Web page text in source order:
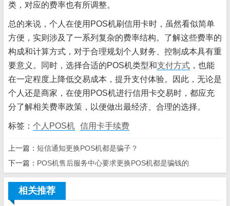
类，对应的费率也有所调整。
总的来说，个人在使用POS机刷信用卡时，虽然看似简单
方便，实则涉及了一系列复杂的费率结构。了解这些费率的
构成和计算方式，对于合理规划个人财务、控制成本具有重
要意义。同时，选择合适的POS机类型和支付方式 ，也能
在一定程度上降低交易成本，提升支付体验。因此，无论是
个人还是商家，在使用POS机进行信用卡交易时，都应充
分了解相关费率政策，以便做出最经济、合理的选择。
标签： 个人POS机 信用卡手续费
上一篇： 短信通知更换POS机都是骗子？
下一篇： POS机售后服务中心要求更换POS机都是骗钱的
相关推荐